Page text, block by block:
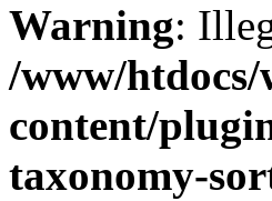
Warning:
/www/
content/
taxonomy-